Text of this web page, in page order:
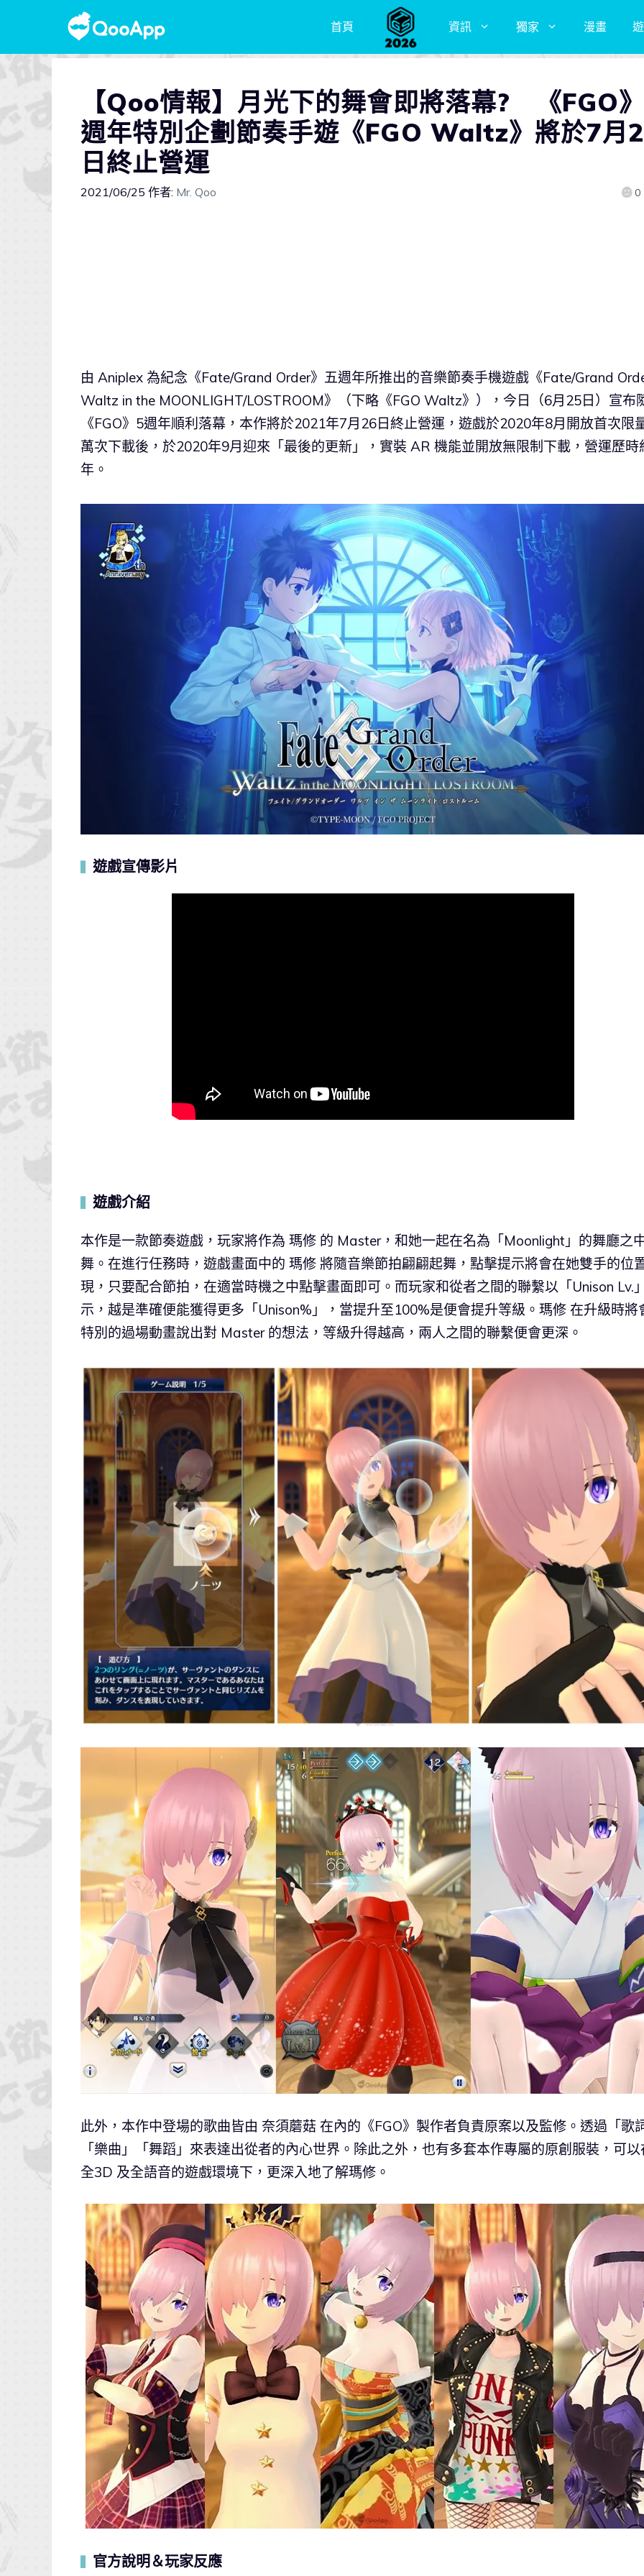
首頁 資訊 獨家 漫畫
【Qoo情報】月光下的舞會即將落幕? 《FGO
週年特別企劃節奏手遊《FGO Waltz》將於7月
日終止營運
2021/06/25 作者: Mr. Qoo 0
由 Aniplex 為紀念《Fate/Grand Order》五週年所推出的音樂節奏手機遊戲《Fate/Grand
Waltz in the MOONLIGHT/LOSTROOM》（下略《FGO Waltz》），今日（6月25日）宣布
《FGO》5週年順利落幕，本作將於2021年7月26日終止營運，遊戲於2020年8月開放首次限
萬次下載後，於2020年9月迎來「最後的更新」，實裝 AR 機能並開放無限制下載，營運歷時
年。
遊戲宣傳影片
遊戲介紹
本作是一款節奏遊戲，玩家將作為 瑪修 的 Master，和她一起在名為「Moonlight」的舞廳之
舞。在進行任務時，遊戲畫面中的 瑪修 將隨音樂節拍翩翩起舞，點擊提示將會在她雙手的位
現，只要配合節拍，在適當時機之中點擊畫面即可。而玩家和從者之間的聯繫以「Unison Lv.
示，越是準確便能獲得更多「Unison%」，當提升至100%是便會提升等級。瑪修 在升級時將
特別的過場動畫說出對 Master 的想法，等級升得越高，兩人之間的聯繫便會更深。
此外，本作中登場的歌曲皆由 奈須蘑菇 在內的《FGO》製作者負責原案以及監修。透過「歌
「樂曲」「舞蹈」來表達出從者的內心世界。除此之外，也有多套本作專屬的原創服裝，可以
全3D 及全語音的遊戲環境下，更深入地了解瑪修。
官方說明＆玩家反應